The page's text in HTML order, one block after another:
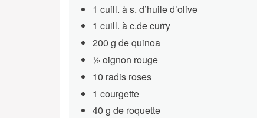
1 cuill. à s. d’huile d’olive
1 cuill. à c.de curry
200 g de quinoa
1⁄2 oignon rouge
10 radis roses
1 courgette
40 g de roquette